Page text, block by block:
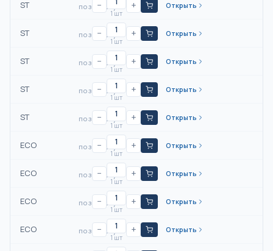
ST по запросу
−
1 шт
+ Открыть
ST по запросу
−
1 шт
+ Открыть
ST по запросу
−
1 шт
+ Открыть
ST по запросу
−
1 шт
+ Открыть
ST по запросу
−
1 шт
+ Открыть
ECO по запросу
−
1 шт
+ Открыть
ECO по запросу
−
1 шт
+ Открыть
ECO по запросу
−
1 шт
+ Открыть
ECO по запросу
−
1 шт
+ Открыть